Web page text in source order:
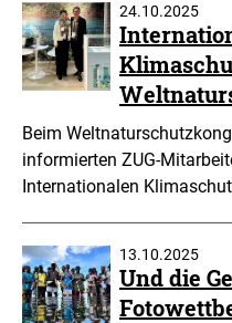
24.10.2025
Beim
informierten ZUG-
Internationalen
13.10.2025
Und die